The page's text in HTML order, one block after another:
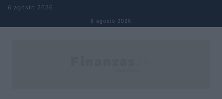
Saltar al contenido
6 agosto 2026
6 agosto 2026